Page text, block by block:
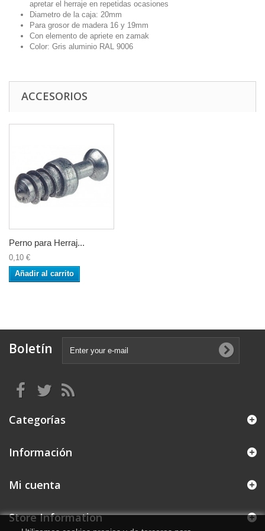
apretar el herraje en repetidas ocasiones
Diametro de la caja: 20mm
Para grosor de madera 16 y 19mm
Con elemento de apriete en zamak
Color: Gris aluminio RAL 9006
ACCESORIOS
Perno para Herraj...
0,10 €
Añadir al carrito
Boletín
Categorías
Información
Mi cuenta
Store Information